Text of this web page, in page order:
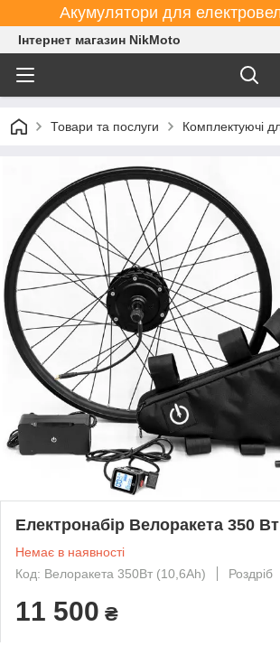
Акумулятори для
Інтернет магазин NikMoto
Товари та послуги Комплектуючі
Електронабір Велоракета 350
Немає в наявності
Код: Велоракета 350Вт (10,6Ah)
Роздріб
11 500 ₴